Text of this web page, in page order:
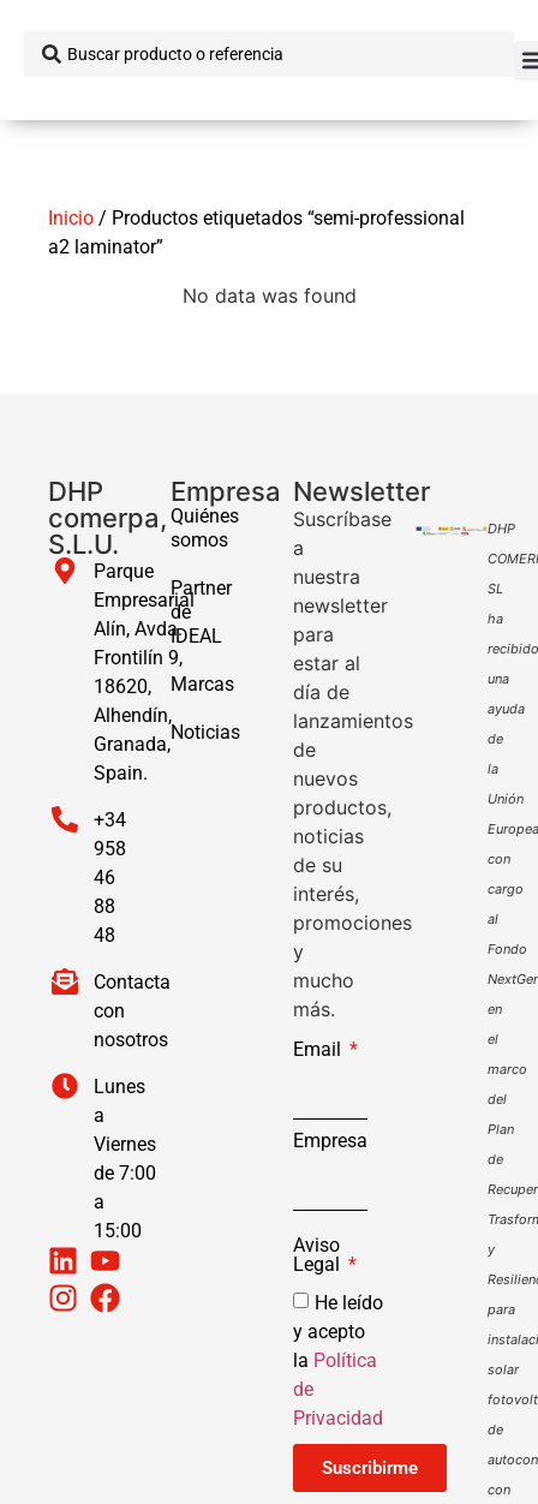
Inicio / Productos etiquetados “semi-professional
a2 laminator”
No data was found
DHP
comerpa,
S.L.U.
Parque
Empresarial
Alín, Avda.
Frontilín 9,
18620,
Alhendín,
Granada,
Spain.
+34
958
46
88
48
Contacta
con
nosotros
Lunes
a
Viernes
de 7:00
a
15:00
Empresa
Quiénes
somos
Partner
de
IDEAL
Marcas
Noticias
Newsletter
Suscríbase
a
nuestra
newsletter
para
estar al
día de
lanzamientos
de
nuevos
productos,
noticias
de su
interés,
promociones
y
mucho
más.
Email
Empresa
Aviso
Legal
He leído
y acepto
la Política
de
Privacidad
Suscribirme
DHP
SL
ha
recibido
una
ayuda
de
la
Unión
Europea
con
cargo
al
Fondo
en
el
marco
del
Plan
de
y
para
solar
de
con